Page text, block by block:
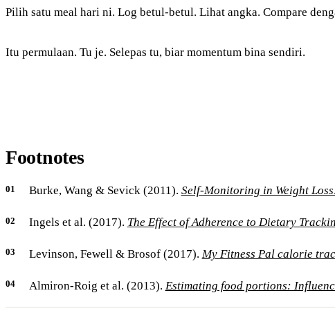
Pilih satu meal hari ni. Log betul-betul. Lihat angka. Compare
Itu permulaan. Tu je. Selepas tu, biar momentum bina sendiri.
Footnotes
Burke, Wang & Sevick (2011). Self-Monitoring in Weight
Ingels et al. (2017). The Effect of Adherence to Dietary
Levinson, Fewell & Brosof (2017). My Fitness Pal calorie
Almiron-Roig et al. (2013). Estimating food portions: